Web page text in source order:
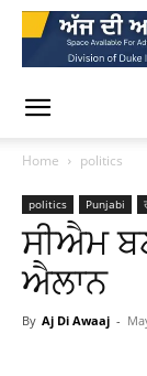
Home politics
politics Punjabi
ਸੀਐਮ
ਐਲਾਨ
By Aj Di Awaaj -